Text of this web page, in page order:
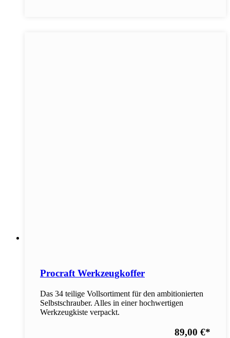
Procraft Werkzeugkoffer
Das 34 teilige Vollsortiment für den ambitionierten
Selbstschrauber. Alles in einer hochwertigen
Werkzeugkiste verpackt.
89,00 €*